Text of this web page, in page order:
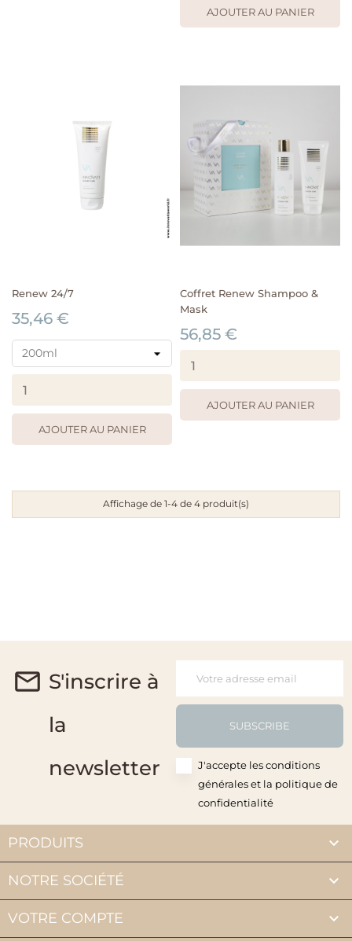
AJOUTER AU PANIER
Renew 24/7
35,46 €
AJOUTER AU PANIER
Coffret Renew Shampoo &
Mask
56,85 €
AJOUTER AU PANIER
Affichage de 1-4 de 4 produit(s)
S'inscrire à
la
newsletter
SUBSCRIBE
J'accepte les conditions
générales et la politique de
confidentialité
PRODUITS 
NOTRE SOCIÉTÉ 
VOTRE COMPTE 